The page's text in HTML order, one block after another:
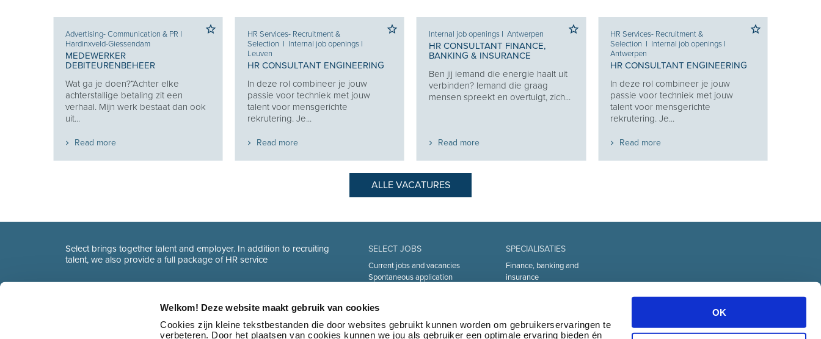
Welkom! Deze website maakt gebruik van cookies
Cookies zijn kleine tekstbestanden die door websites gebruikt kunnen worden om gebruikerservaringen te
verbeteren. Door het plaatsen van cookies kunnen we jou als gebruiker een optimale ervaring bieden én
OK
Advertising- Communication & PR I
Hardinxveld-Giessendam
MEDEWERKER
DEBITEURENBEHEER
Wat ga je doen?“Achter elke
achterstallige betaling zit een
verhaal. Mijn werk bestaat dan ook
uit...
Read more
HR Services- Recruitment &
Selection I Internal job openings I
Leuven
HR CONSULTANT ENGINEERING
In deze rol combineer je jouw
passie voor techniek met jouw
talent voor mensgerichte
rekrutering. Je...
Read more
Internal job openings I Antwerpen
HR CONSULTANT FINANCE,
BANKING & INSURANCE
Ben jij iemand die energie haalt uit
verbinden? Iemand die graag
mensen spreekt en overtuigt, zich...
Read more
HR Services- Recruitment &
Selection I Internal job openings I
Antwerpen
HR CONSULTANT ENGINEERING
In deze rol combineer je jouw
passie voor techniek met jouw
talent voor mensgerichte
rekrutering. Je...
Read more
ALLE VACATURES
Select brings together talent and employer. In addition to recruiting
talent, we also provide a full package of HR service
SELECT JOBS
Current jobs and vacancies
Spontaneous application
SPECIALISATIES
Finance, banking and
insurance
Medical
Logistics & transport